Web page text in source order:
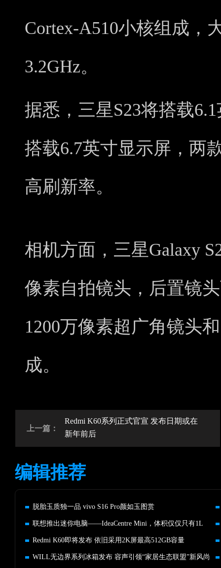
Cortex-A510小核组成，
3.2GHz。
据悉，三星S23将搭载
搭载6.7英寸显示屏，两
高刷新率。
相机方面，三星Galaxy
像素自拍镜头，后置镜
1200万像素超广角镜头
成。
上一篇：
Redmi K60系列正式官宣 发布日期或在
新年前后
编辑推荐
脱胎玉质独一品 vivo S16 Pro颜如玉图赏
联想推出迷你电脑——IdeaCentre Mini，体积仅仅只有1L
Redmi K60即将发布 依旧采用2K屏最高512GB容量
WILL无边界系列冰箱发布 容声引领“家居生态联盟”新风尚